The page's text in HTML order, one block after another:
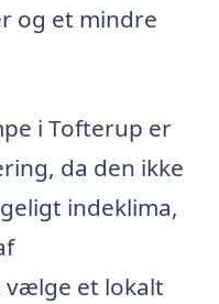
og et mindre
i Tofterup er
da den ikke
indeklima,
vælge et lokalt